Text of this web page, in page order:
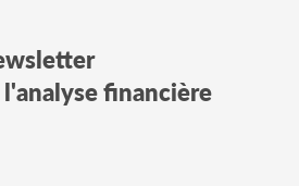
financière